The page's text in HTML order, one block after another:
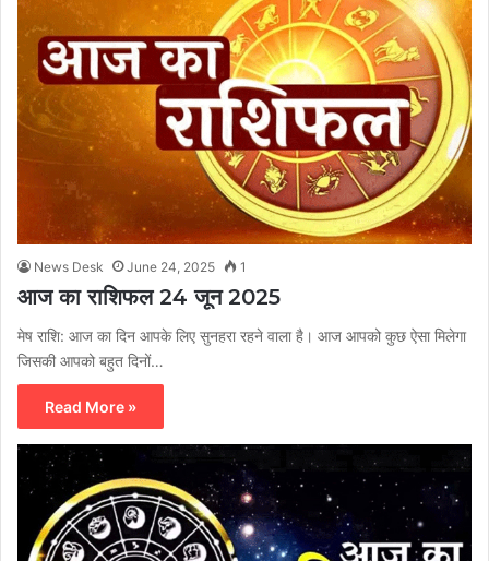
News Desk June 24, 2025 1
आज का राशिफल 24 जून 2025
मेष राशि: आज का दिन आपके लिए सुनहरा रहने वाला है। आज आपको कुछ ऐसा मिलेगा
जिसकी आपको बहुत दिनों…
Read More »